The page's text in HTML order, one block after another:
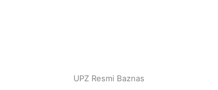
UPZ Resmi Baznas